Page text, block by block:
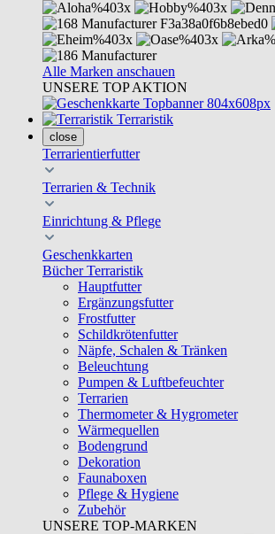
Alle Marken anschauen
UNSERE TOP AKTION
Terraristik
close
Terrarientierfutter
Terrarien & Technik
Einrichtung & Pflege
Geschenkkarten
Bücher Terraristik
Hauptfutter
Ergänzungsfutter
Frostfutter
Schildkrötenfutter
Näpfe, Schalen & Tränken
Beleuchtung
Pumpen & Luftbefeuchter
Terrarien
Thermometer & Hygrometer
Wärmequellen
Bodengrund
Dekoration
Faunaboxen
Pflege & Hygiene
Zubehör
UNSERE TOP-MARKEN